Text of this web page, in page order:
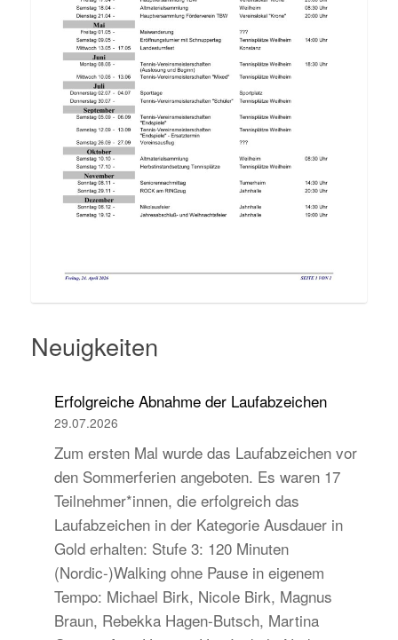
Neuigkeiten
Erfolgreiche Abnahme der Laufabzeichen
29.07.2026
Zum ersten Mal wurde das Laufabzeichen vor
den Sommerferien angeboten. Es waren 17
Teilnehmer*innen, die erfolgreich das
Laufabzeichen in der Kategorie Ausdauer in
Gold erhalten: Stufe 3: 120 Minuten
(Nordic-)Walking ohne Pause in eigenem
Tempo: Michael Birk, Nicole Birk, Magnus
Braun, Rebekka Hagen-Butsch, Martina